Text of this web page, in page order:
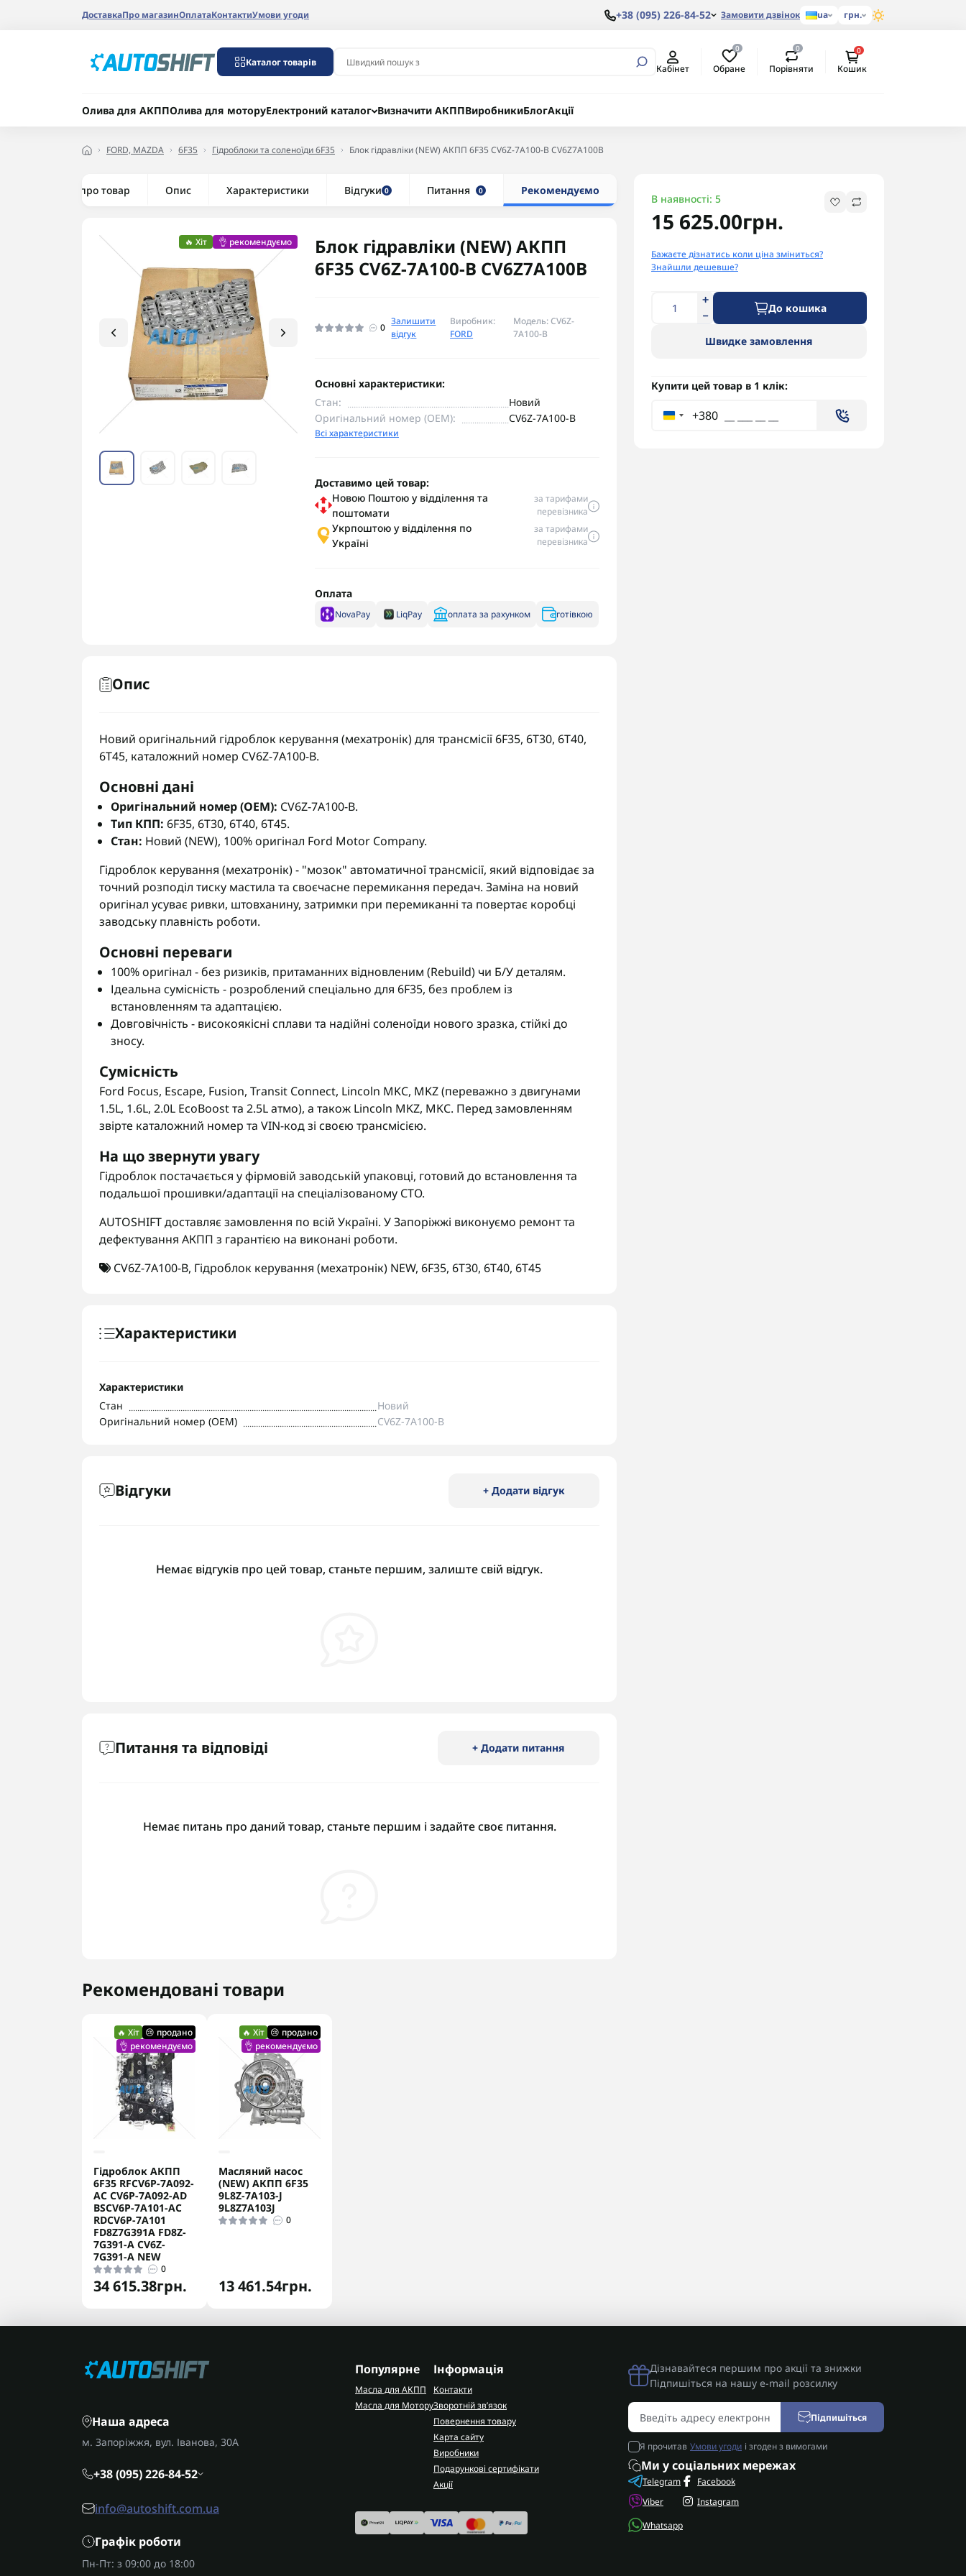
ДоставкаПро магазинОплатаКонтактиУмови угоди +38 (095) 226-84-52 Замовити дзвінок ua грн.
Каталог товарів
Кабінет
0
Обране
0
Порівняти
0
Кошик
Олива для АКППОлива для моторуЕлектроний каталог Визначити АКППВиробникиБлогАкції
FORD, MAZDA 6F35 Гідроблоки та соленоїди 6F35 Блок гідравліки (NEW) АКПП 6F35 CV6Z-7A100-B CV6Z7A100B
Все про товар Опис Характеристики Відгуки 0 Питання 0 Рекомендуємо
🔥 Хіт 👌 рекомендуємо
Блок гідравліки (NEW) АКПП
6F35 CV6Z-7A100-B CV6Z7A100B
0
Залишити
відгук
Виробник:
FORD
Модель: CV6Z-
7A100-B
В наявності: 5
15 625.00грн.
Бажаєте дізнатись коли ціна зміниться?
Знайшли дешевше?
До кошика
Швидке замовлення
Купити цей товар в 1 клік:
+380
Основні характеристики:
Стан:
Новий
Оригінальний номер (OEM):
CV6Z-7A100-B
Всі характеристики
Доставимо цей товар:
Новою Поштою у відділення та
поштомати
за тарифами
перевізника
Укрпоштою у відділення по
Україні
за тарифами
перевізника
Оплата
NovaPay LiqPay оплата за рахунком готівкою
Опис
Новий оригінальний гідроблок керування (мехатронік) для трансмісії 6F35, 6T30, 6T40,
6T45, каталожний номер CV6Z-7A100-B.
Основні дані
Оригінальний номер (OEM): CV6Z-7A100-B.
Тип КПП: 6F35, 6T30, 6T40, 6T45.
Стан: Новий (NEW), 100% оригінал Ford Motor Company.
Гідроблок керування (мехатронік) - "мозок" автоматичної трансмісії, який відповідає за
точний розподіл тиску мастила та своєчасне перемикання передач. Заміна на новий
оригінал усуває ривки, штовханину, затримки при перемиканні та повертає коробці
заводську плавність роботи.
Основні переваги
100% оригінал - без ризиків, притаманних відновленим (Rebuild) чи Б/У деталям.
Ідеальна сумісність - розроблений спеціально для 6F35, без проблем із
встановленням та адаптацією.
Довговічність - високоякісні сплави та надійні соленоїди нового зразка, стійкі до
зносу.
Сумісність
Ford Focus, Escape, Fusion, Transit Connect, Lincoln MKC, MKZ (переважно з двигунами
1.5L, 1.6L, 2.0L EcoBoost та 2.5L атмо), а також Lincoln MKZ, MKC. Перед замовленням
звірте каталожний номер та VIN-код зі своєю трансмісією.
На що звернути увагу
Гідроблок постачається у фірмовій заводській упаковці, готовий до встановлення та
подальшої прошивки/адаптації на спеціалізованому СТО.
AUTOSHIFT доставляє замовлення по всій Україні. У Запоріжжі виконуємо ремонт та
дефектування АКПП з гарантією на виконані роботи.
CV6Z-7A100-B, Гідроблок керування (мехатронік) NEW, 6F35, 6T30, 6T40, 6T45
Характеристики
Характеристики
Стан
Новий
Оригінальний номер (OEM)
CV6Z-7A100-B
Відгуки + Додати відгук
Немає відгуків про цей товар, станьте першим, залиште свій відгук.
Питання та відповіді + Додати питання
Немає питань про даний товар, станьте першим і задайте своє питання.
Рекомендовані товари
🔥 Хіт 😢 продано
👌 рекомендуємо
Гідроблок АКПП
6F35 RFCV6P-7A092-
AC CV6P-7A092-AD
BSCV6P-7A101-AC
RDCV6P-7A101
FD8Z7G391A FD8Z-
7G391-A CV6Z-
7G391-A NEW
0
34 615.38грн.
🔥 Хіт 😢 продано
👌 рекомендуємо
Масляний насос
(NEW) АКПП 6F35
9L8Z-7A103-J
9L8Z7A103J
0
13 461.54грн.
Наша адреса
м. Запоріжжя, вул. Іванова, 30А
+38 (095) 226-84-52
info@autoshift.com.ua
Графік роботи
Пн-Пт: з 09:00 до 18:00
Популярне
Масла для АКПП
Масла для Мотору
Інформація
Контакти
Зворотній зв’язок
Повернення товару
Карта сайту
Виробники
Подарункові сертифікати
Акції
Ми у соціальних мережах
Telegram
Viber
Whatsapp
Facebook
Instagram
Дізнавайтеся першим про акції та знижки
Підпишіться на нашу e-mail розсилку
Підпишіться
Я прочитав Умови угоди і згоден з вимогами